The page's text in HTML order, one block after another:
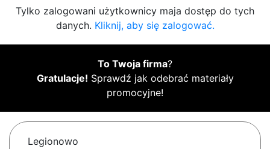
Tylko zalogowani użytkownicy maja dostęp do tych
danych. Kliknij, aby się zalogować.
To Twoja firma?
Gratulacje! Sprawdź jak odebrać materiały
promocyjne!
Legionowo